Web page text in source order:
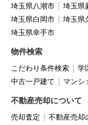
埼玉県八潮市 埼玉県
埼玉県白岡市
埼玉県
埼玉県幸手市
物件検索
こだわり条件検索 学
中古一戸建て
マンシ
不動産売却について
売却査定 不動産売却